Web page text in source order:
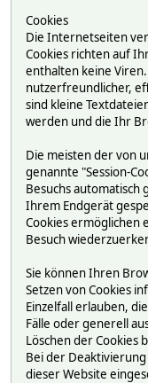
Cookies
Die Internetseiten
Cookies richten auf
enthalten keine
nutzerfreundlicher,
sind kleine
werden und die Ihr
Die meisten der von
genannte "Session-
Besuchs automatisch
Ihrem Endgerät
Cookies ermöglichen
Besuch
Sie können Ihren
Setzen von Cookies
Einzelfall erlauben,
Fälle oder generell
Löschen der Cookies
Bei der
dieser Website